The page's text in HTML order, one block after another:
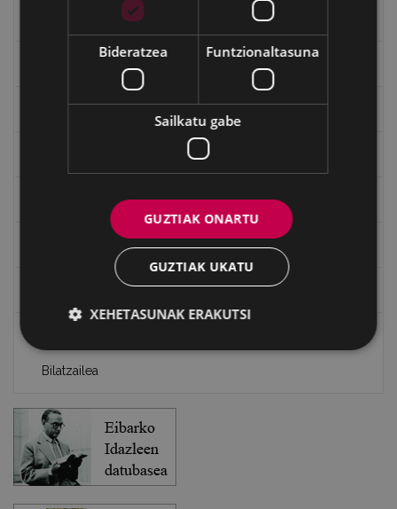
Kultura egitaraua
"Gure Herria" aldizkaria
Txostenak eta dokumentuak
Eibarko Bideoteka
Eibarko Fonoteka
Bilatzailea
Bideratzea Funtzionaltasuna
Sailkatu gabe
GUZTIAK ONARTU
GUZTIAK UKATU
XEHETASUNAK ERAKUTSI